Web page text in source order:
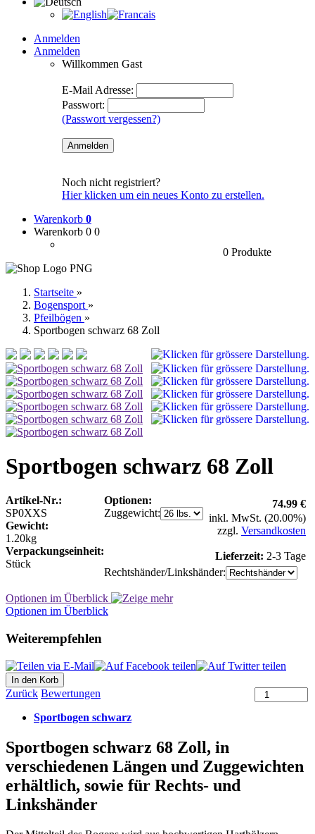
Anmelden
Anmelden
Willkommen Gast
E-Mail Adresse:
Passwort:
(Passwort vergessen?)
Noch nicht registriert?
Hier klicken um ein neues Konto zu erstellen.
Warenkorb 0
Warenkorb 0 0
0 Produkte
Startseite »
Bogensport »
Pfeilbögen »
Sportbogen schwarz 68 Zoll
Sportbogen schwarz 68 Zoll
Artikel-Nr.:
SP0XXS
Gewicht:
1.20kg
Verpackungseinheit:
Stück
74.99 €
inkl. MwSt. (20.00%)
zzgl. Versandkosten
Lieferzeit: 2-3 Tage
Optionen:
Zuggewicht:
Rechtshänder/Linkshänder:
Optionen im Überblick
Optionen im Überblick
Weiterempfehlen
Zurück Bewertungen
Sportbogen schwarz
Sportbogen schwarz 68 Zoll, in
verschiedenen Längen und Zuggewichten
erhältlich, sowie für Rechts- und
Linkshänder